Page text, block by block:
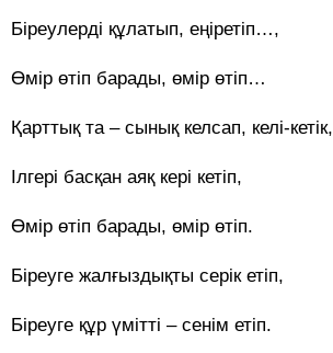
Біреулерді құлатып, еңіретіп…,
Өмір өтіп барады, өмір өтіп…
Қарттық та – сынық келсап, келі-кетік,
Ілгері басқан аяқ кері кетіп,
Өмір өтіп барады, өмір өтіп.
Біреуге жалғыздықты серік етіп,
Біреуге құр үмітті – сенім етіп.